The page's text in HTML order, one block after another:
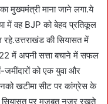
मुख्यमंत्री माना जाने लगा.ये
में वह BJP को बेहद प्रतिकूल
की सियासत में
में अपनी सत्ता बचाने में सफल
जमींदारों को एक युवा और
खटीमा सीट पर कांग्रेस के
सियासत पर मजबूत नजर रखते